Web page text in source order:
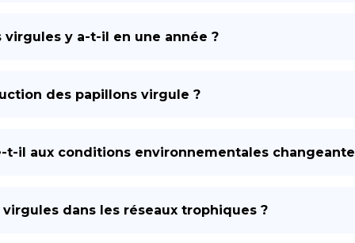
y a-t-il en une année ?
des papillons virgule ?
il aux conditions environnementales
dans les réseaux trophiques ?